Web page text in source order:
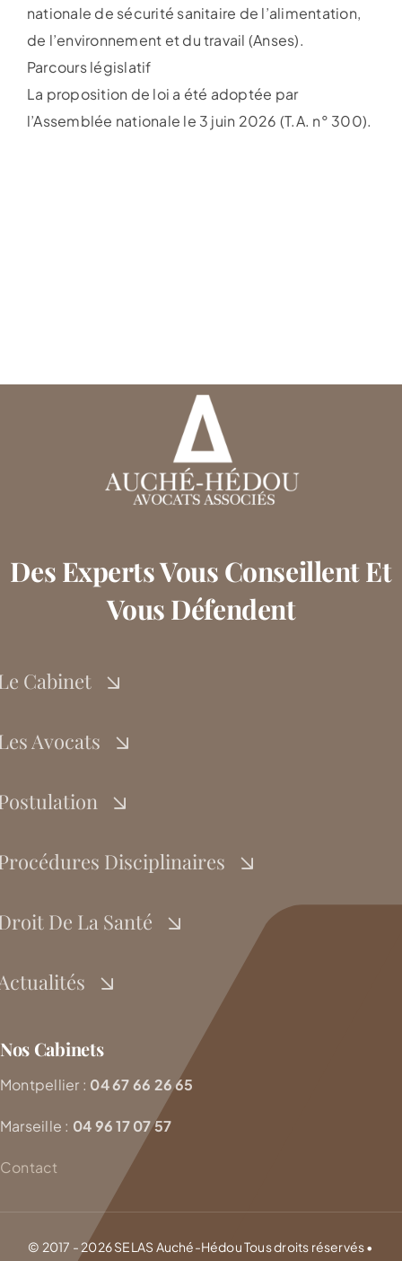
nationale de sécurité sanitaire de l’alimentation,
de l’environnement et du travail (Anses).
Parcours législatif
La proposition de loi a été adoptée par
l’Assemblée nationale le 3 juin 2026 (T.A. n° 300).
Des Experts Vous Conseillent Et
Vous Défendent
Cabinet
Avocats
Disciplinaires
De La Santé
Nos Cabinets
Montpellier : 04 67 66 26 65
Marseille : 04 96 17 07 57
Contact
© 2017 - 2026 SELAS Auché-Hédou Tous droits réservés •